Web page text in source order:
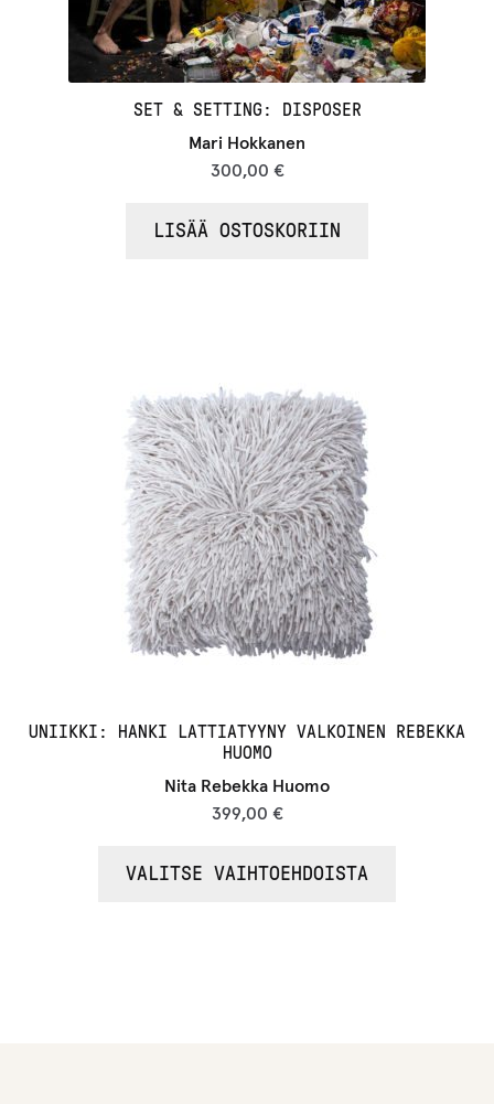
SET & SETTING: DISPOSER
Mari Hokkanen
300,00 €
LISÄÄ OSTOSKORIIN
UNIIKKI: HANKI LATTIATYYNY VALKOINEN REBEKKA
HUOMO
Nita Rebekka Huomo
399,00 €
VALITSE VAIHTOEHDOISTA